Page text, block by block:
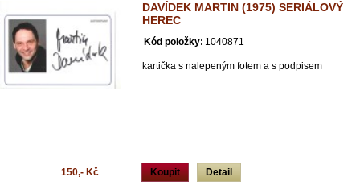
DAVÍDEK MARTIN (1975) SERIÁLOVÝ
HEREC
Kód položky: 1040871
kartička s nalepeným fotem a s podpisem
Koupit Detail
150,- Kč